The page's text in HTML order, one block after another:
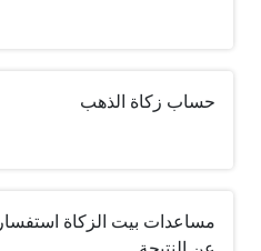
حساب زكاة الذهب
مساعدات بيت الزكاة استفسار